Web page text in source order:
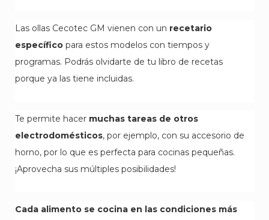
Las ollas Cecotec GM vienen con un recetario
específico para estos modelos con tiempos y
programas. Podrás olvidarte de tu libro de recetas
porque ya las tiene incluidas.
Te permite hacer muchas tareas de otros
electrodomésticos, por ejemplo, con su accesorio de
horno, por lo que es perfecta para cocinas pequeñas.
¡Aprovecha sus múltiples posibilidades!
Cada alimento se cocina en las condiciones más